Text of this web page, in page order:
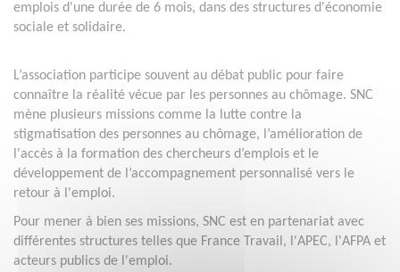
emplois d'une durée de 6 mois, dans des structures d'économie
sociale et solidaire.
L’association participe souvent au débat public pour faire
connaître la réalité vécue par les personnes au chômage. SNC
mène plusieurs missions comme la lutte contre la
stigmatisation des personnes au chômage, l’amélioration de
l'accès à la formation des chercheurs d’emplois et le
développement de l’accompagnement personnalisé vers le
retour à l'emploi.
Pour mener à bien ses missions, SNC est en partenariat avec
différentes structures telles que France Travail, l'APEC, l'AFPA et
acteurs publics de l'emploi.